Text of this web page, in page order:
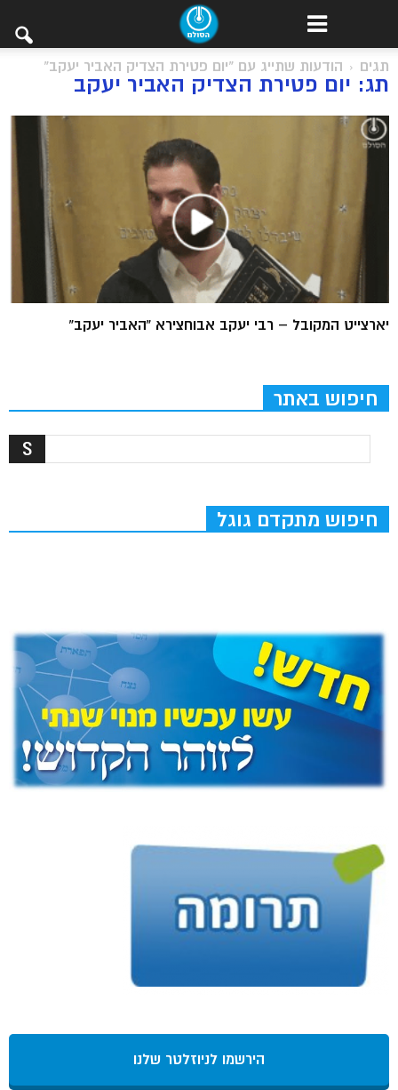
תגים הודעות שתייג עם "יום פטירת הצדיק האביר יעקב"
תג: יום פטירת הצדיק האביר יעקב
יארצייט המקובל – רבי יעקב אבוחצירא “האביר יעקב”
חיפוש באתר
חיפוש מתקדם גוגל
הירשמו לניוזלטר שלנו